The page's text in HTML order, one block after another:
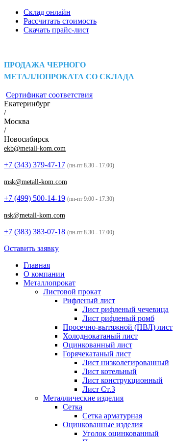
Склад онлайн
Рассчитать стоимость
Скачать прайс-лист
ПРОДАЖА ЧЕРНОГО
МЕТАЛЛОПРОКАТА СО СКЛАДА
Сертификат соответствия
Екатеринбург
/
Москва
/
Новосибирск
ekb@metall-kom.com
+7 (343) 379-47-17 (пн-пт 8.30 - 17.00)
msk@metall-kom.com
+7 (499) 500-14-19 (пн-пт 9:00 - 17.30)
nsk@metall-kom.com
+7 (383) 383-07-18 (пн-пт 8.30 - 17.00)
Оставить заявку
Главная
О компании
Металлопрокат
Листовой прокат
Рифленый лист
Лист рифленый чечевица
Лист рифленый ромб
Просечно-вытяжной (ПВЛ) лист
Холоднокатаный лист
Оцинкованный лист
Горячекатаный лист
Лист низколегированный
Лист котельный
Лист конструкционный
Лист Ст.3
Металлические изделия
Сетка
Сетка арматурная
Оцинкованные изделия
Уголок оцинкованный